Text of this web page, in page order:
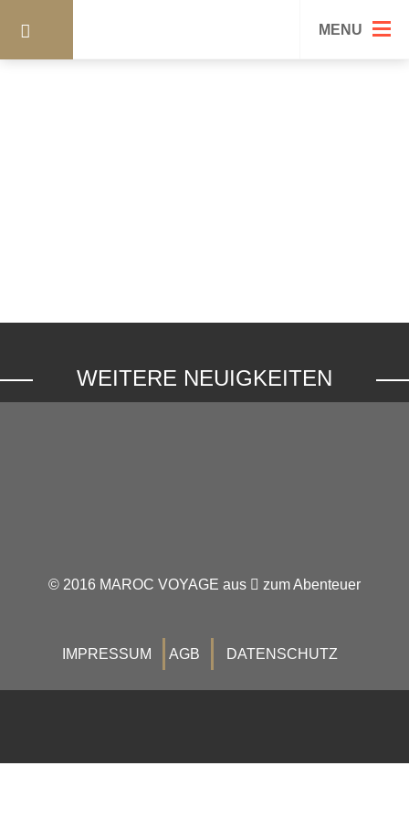
MENU
WEITERE NEUIGKEITEN
© 2016 MAROC VOYAGE aus zum Abenteuer
IMPRESSUM AGB DATENSCHUTZ